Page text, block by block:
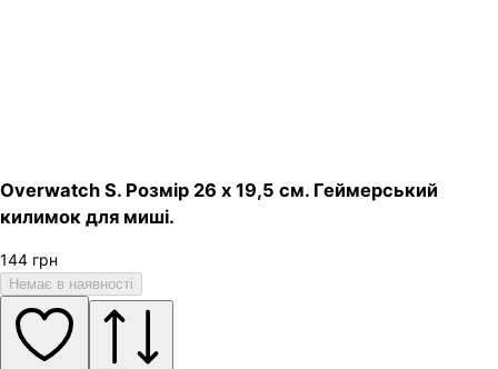
Overwatch S. Розмір 26 х 19,5 см. Геймерський
килимок для миші.
144 грн
Немає в наявності